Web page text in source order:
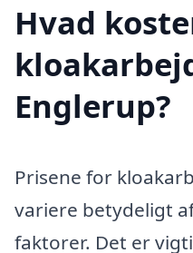
Hvad
Englerup?
Prisene for
variere betydeligt
faktorer. Det er